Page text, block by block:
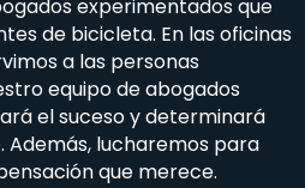
experimentados que
de bicicleta. En las oficinas
a las personas
equipo de abogados
el suceso y determinará
Además, lucharemos para
que merece.